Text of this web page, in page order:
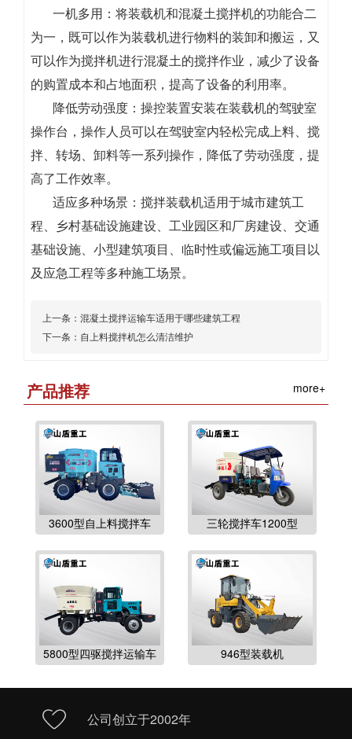
一机多用：将装载机和混凝土搅拌机的功能合二
为一，既可以作为装载机进行物料的装卸和搬运，又
可以作为搅拌机进行混凝土的搅拌作业，减少了设备
的购置成本和占地面积，提高了设备的利用率。
降低劳动强度：操控装置安装在装载机的驾驶室
操作台，操作人员可以在驾驶室内轻松完成上料、搅
拌、转场、卸料等一系列操作，降低了劳动强度，提
高了工作效率。
适应多种场景：搅拌装载机适用于城市建筑工
程、乡村基础设施建设、工业园区和厂房建设、交通
基础设施、小型建筑项目、临时性或偏远施工项目以
及应急工程等多种施工场景。
上一条： 混凝土搅拌运输车适用于哪些建筑工程
下一条： 自上料搅拌机怎么清洁维护
产品推荐 more+
3600型自上料搅拌车 三轮搅拌车1200型
5800型四驱搅拌运输车 946型装载机
公司创立于2002年